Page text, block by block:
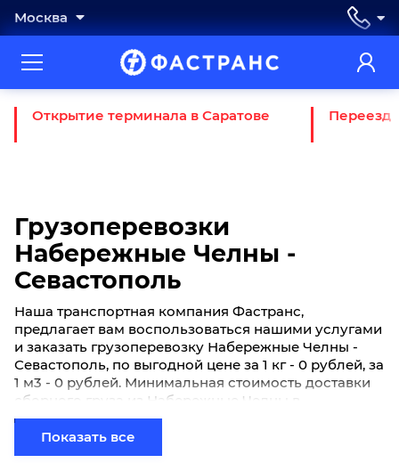
Москва
Открытие терминала в Саратове Переезд
Грузоперевозки
Набережные Челны -
Севастополь
Наша транспортная компания Фастранс,
предлагает вам воспользоваться нашими услугами
и заказать грузоперевозку Набережные Челны -
Севастополь, по выгодной цене за 1 кг - 0 рублей, за
1 м3 - 0 рублей. Минимальная стоимость доставки
сборного груза из Набережные Челны в
Севастополь начинается от 0 рублей. Если вы
хотите отправить свой груз сборной партией по
готовому маршруту в Севастополь и у вас возникли
Показать все